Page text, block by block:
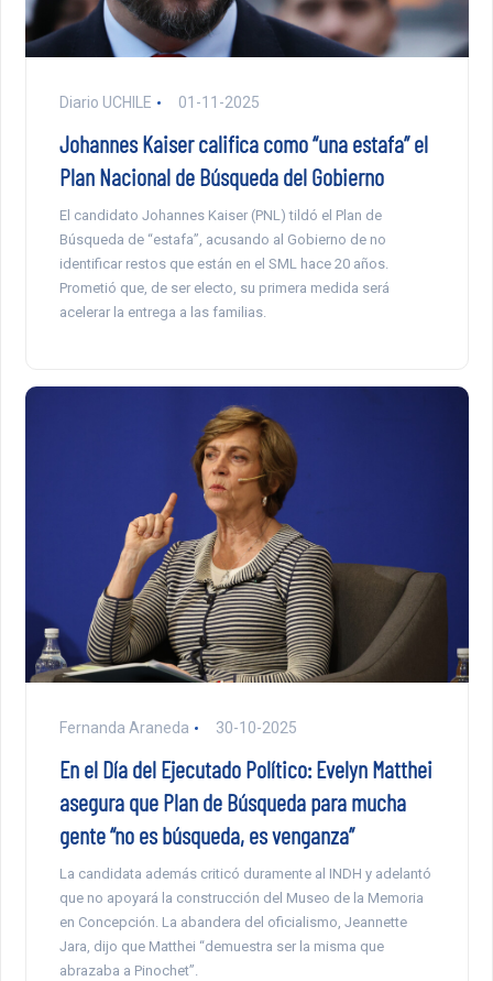
Diario UCHILE 01-11-2025
Johannes Kaiser califica como “una estafa” el
Plan Nacional de Búsqueda del Gobierno
El candidato Johannes Kaiser (PNL) tildó el Plan de
Búsqueda de “estafa”, acusando al Gobierno de no
identificar restos que están en el SML hace 20 años.
Prometió que, de ser electo, su primera medida será
acelerar la entrega a las familias.
Fernanda Araneda 30-10-2025
En el Día del Ejecutado Político: Evelyn Matthei
asegura que Plan de Búsqueda para mucha
gente “no es búsqueda, es venganza”
La candidata además criticó duramente al INDH y adelantó
que no apoyará la construcción del Museo de la Memoria
en Concepción. La abandera del oficialismo, Jeannette
Jara, dijo que Matthei “demuestra ser la misma que
abrazaba a Pinochet”.